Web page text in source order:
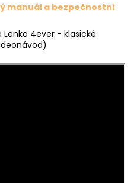
manuál a bezpečnostní
4ever - klasické